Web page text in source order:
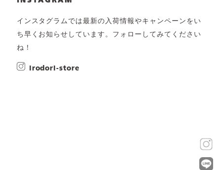
インスタグラムでは最新の入荷情報やキャンペーンをい
ち早くお知らせしています。フォローしてみてください
ね！
irodori-store